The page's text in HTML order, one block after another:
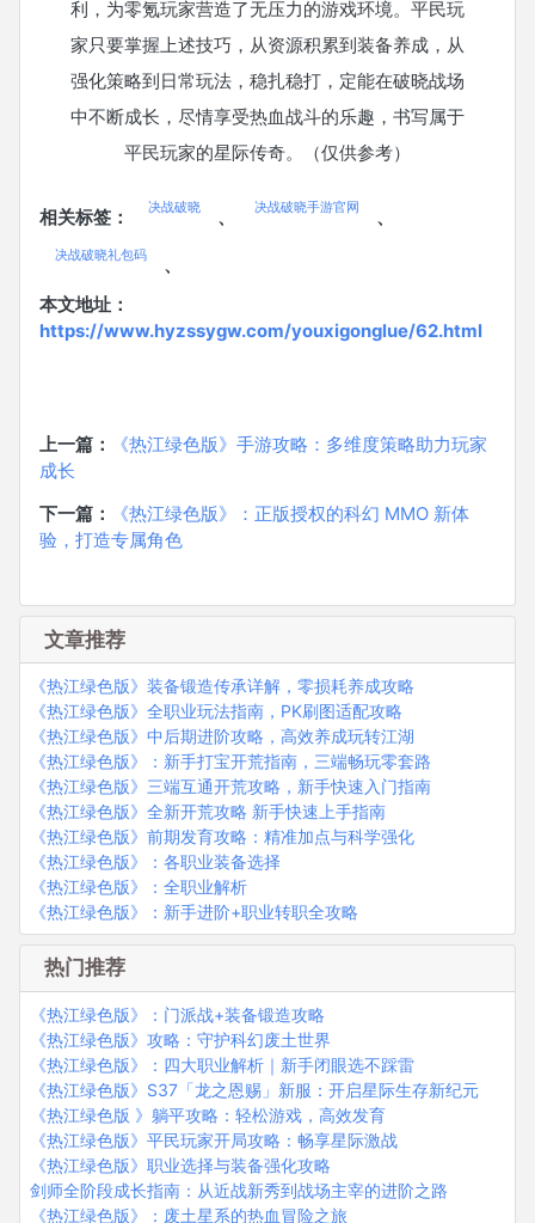
利，为零氪玩家营造了无压力的游戏环境。平民玩
家只要掌握上述技巧，从资源积累到装备养成，从
强化策略到日常玩法，稳扎稳打，定能在破晓战场
中不断成长，尽情享受热血战斗的乐趣，书写属于
平民玩家的星际传奇。（仅供参考）
相关标签：
决战破晓
、
决战破晓手游官网
、
决战破晓礼包码
、
本文地址：
https://www.hyzssygw.com/youxigonglue/62.html
上一篇：
《热江绿色版》手游攻略：多维度策略助力玩家
成长
下一篇：
《热江绿色版》：正版授权的科幻 MMO 新体
验，打造专属角色
文章推荐
《热江绿色版》装备锻造传承详解，零损耗养成攻略
《热江绿色版》全职业玩法指南，PK刷图适配攻略
《热江绿色版》中后期进阶攻略，高效养成玩转江湖
《热江绿色版》：新手打宝开荒指南，三端畅玩零套路
《热江绿色版》三端互通开荒攻略，新手快速入门指南
《热江绿色版》全新开荒攻略 新手快速上手指南
《热江绿色版》前期发育攻略：精准加点与科学强化
《热江绿色版》：各职业装备选择
《热江绿色版》：全职业解析
《热江绿色版》：新手进阶+职业转职全攻略
热门推荐
《热江绿色版》：门派战+装备锻造攻略
《热江绿色版》攻略：守护科幻废土世界
《热江绿色版》：四大职业解析｜新手闭眼选不踩雷
《热江绿色版》S37「龙之恩赐」新服：开启星际生存新纪元
《热江绿色版 》躺平攻略：轻松游戏，高效发育
《热江绿色版》平民玩家开局攻略：畅享星际激战
《热江绿色版》职业选择与装备强化攻略
剑师全阶段成长指南：从近战新秀到战场主宰的进阶之路
《热江绿色版》：废土星系的热血冒险之旅